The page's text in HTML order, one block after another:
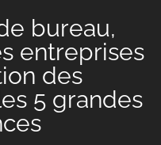
bureau,
entreprises
des
5 grandes